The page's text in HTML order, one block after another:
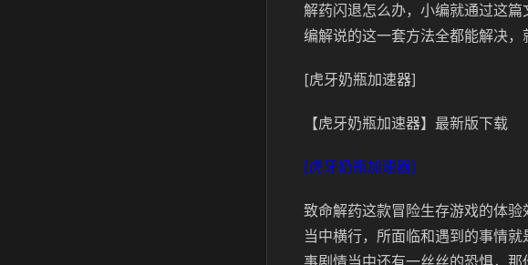
解药闪退怎么办，小编就通过这
编解说的这一套方法全都能解决，
[虎牙奶瓶加速器]
【虎牙奶瓶加速器】最新版下载
[虎牙奶瓶加速器]
致命解药这款冒险生存游戏的体
当中横行，所面临和遇到的事情
事剧情当中还有一丝丝的恐惧，